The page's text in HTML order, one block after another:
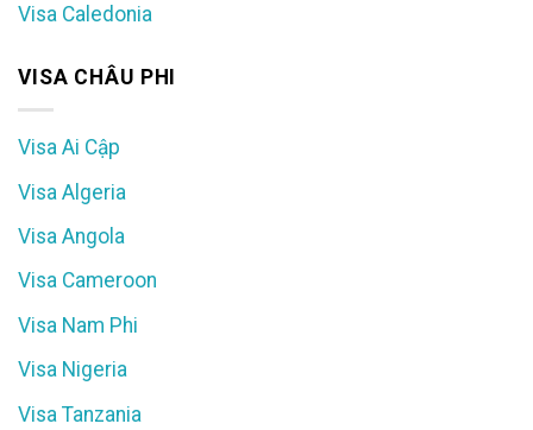
Visa Caledonia
VISA CHÂU PHI
Visa Ai Cập
Visa Algeria
Visa Angola
Visa Cameroon
Visa Nam Phi
Visa Nigeria
Visa Tanzania